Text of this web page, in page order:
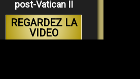
post-Vatican II
REGARDEZ LA
VIDEO